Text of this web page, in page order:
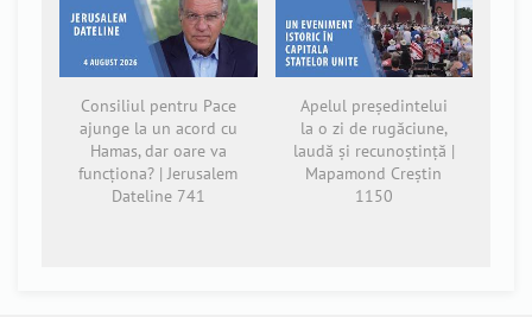
Consiliul pentru Pace
ajunge la un acord cu
Hamas, dar oare va
funcționa? | Jerusalem
Dateline 741
Apelul președintelui
la o zi de rugăciune,
laudă și recunoștință |
Mapamond Creștin
1150